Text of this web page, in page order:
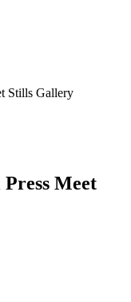
Stills Gallery
Meet